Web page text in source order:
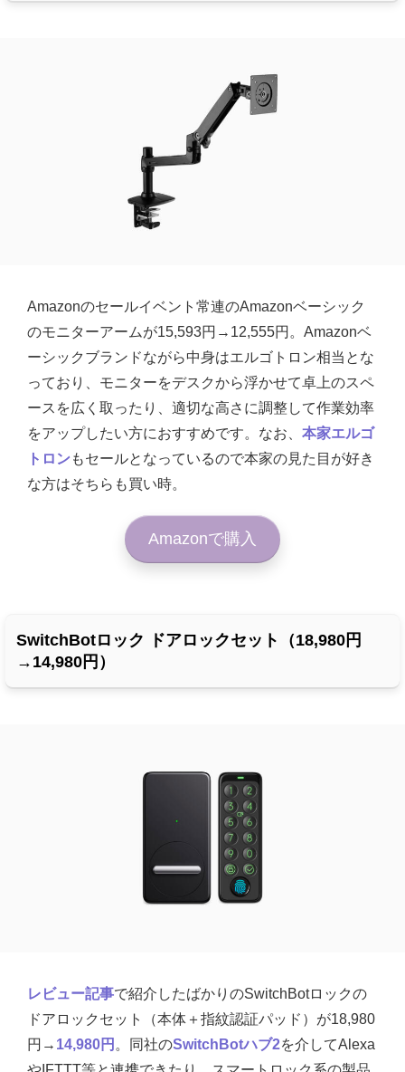
Amazonのセールイベント常連のAmazonベーシック
のモニターアームが15,593円→12,555円。Amazonベ
ーシックブランドながら中身はエルゴトロン相当とな
っており、モニターをデスクから浮かせて卓上のスペ
ースを広く取ったり、適切な高さに調整して作業効率
をアップしたい方におすすめです。なお、 本家エルゴ
トロン もセールとなっているので本家の見た目が好き
な方はそちらも買い時。
Amazonで購入
SwitchBotロック ドアロックセット（18,980円
→14,980円）
レビュー記事で紹介したばかりのSwitchBotロックの
ドアロックセット（本体＋指紋認証パッド）が18,980
円→ 14,980円 。同社のSwitchBotハブ2を介してAlexa